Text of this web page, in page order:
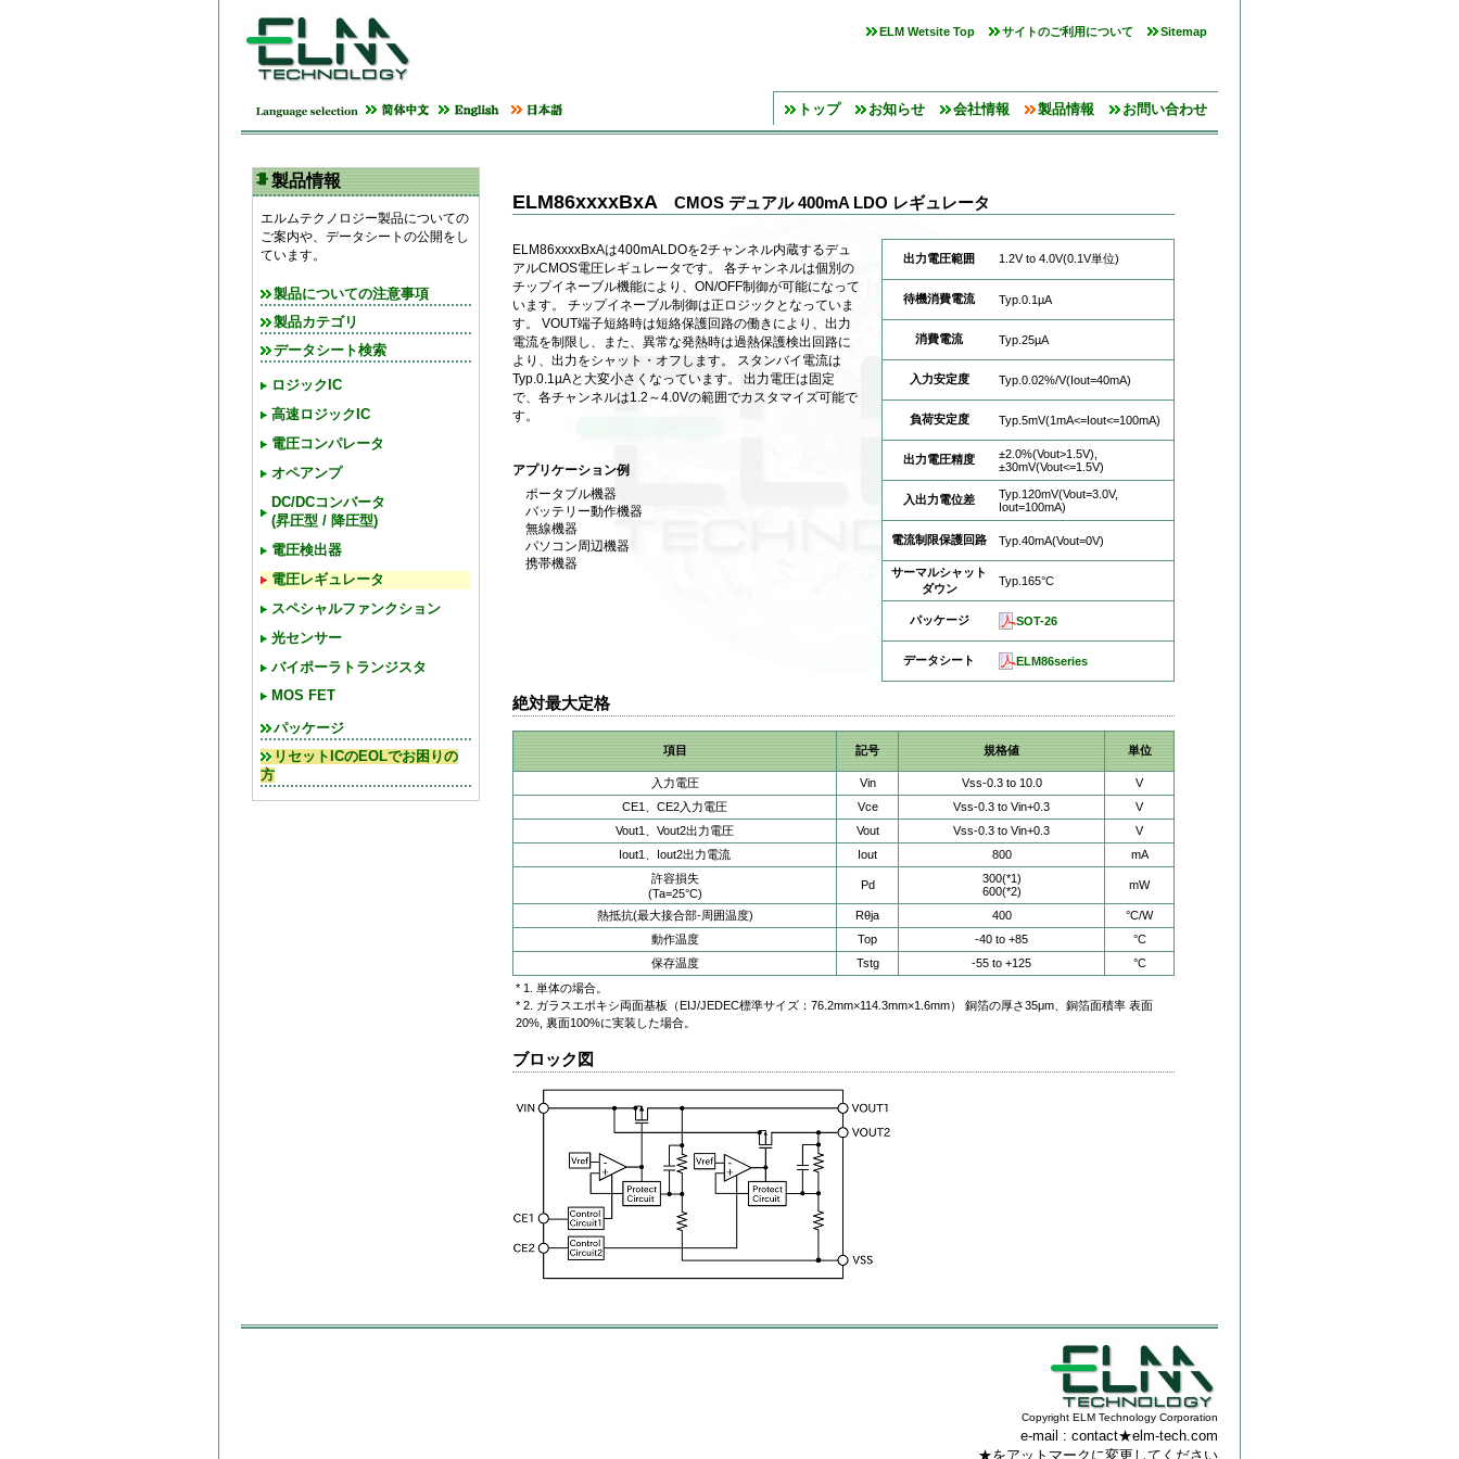
ELM Wetsite Top サイトのご利用について Sitemap
トップ お知らせ 会社情報 製品情報 お問い合わせ
製品情報
エルムテクノロジー製品についての
ご案内や、データシートの公開をし
ています。
製品についての注意事項
製品カテゴリ
データシート検索
ロジックIC
高速ロジックIC
電圧コンパレータ
オペアンプ
DC/DCコンバータ
(昇圧型 / 降圧型)
電圧検出器
電圧レギュレータ
スペシャルファンクション
光センサー
バイポーラトランジスタ
MOS FET
パッケージ
リセットICのEOLでお困りの
方
ELM86xxxxBxA CMOS デュアル 400mA LDO レギュレータ
ELM86xxxxBxAは400mALDOを2チャンネル内蔵するデュ
アルCMOS電圧レギュレータです。 各チャンネルは個別の
チップイネーブル機能により、ON/OFF制御が可能になって
います。 チップイネーブル制御は正ロジックとなっていま
す。 VOUT端子短絡時は短絡保護回路の働きにより、出力
電流を制限し、また、異常な発熱時は過熱保護検出回路に
より、出力をシャット・オフします。 スタンバイ電流は
Typ.0.1µAと大変小さくなっています。 出力電圧は固定
で、各チャンネルは1.2～4.0Vの範囲でカスタマイズ可能で
す。
出力電圧範囲 1.2V to 4.0V(0.1V単位)
待機消費電流 Typ.0.1µA
消費電流 Typ.25µA
入力安定度 Typ.0.02%/V(Iout=40mA)
負荷安定度 Typ.5mV(1mA<=Iout<=100mA)
出力電圧精度
±2.0%(Vout>1.5V),
±30mV(Vout<=1.5V)
入出力電位差
Typ.120mV(Vout=3.0V,
Iout=100mA)
電流制限保護回路 Typ.40mA(Vout=0V)
サーマルシャット
ダウン
Typ.165°C
パッケージ SOT-26
データシート ELM86series
アプリケーション例
ポータブル機器
バッテリー動作機器
無線機器
パソコン周辺機器
携帯機器
絶対最大定格
項目 記号 規格値 単位
入力電圧 Vin Vss-0.3 to 10.0
V
CE1、CE2入力電圧
Vce Vss-0.3 to Vin+0.3
V
Vout1、Vout2出力電圧
Vout Vss-0.3 to Vin+0.3
V
Iout1、Iout2出力電流
Iout 800
mA
許容損失
(Ta=25°C)
Pd
300(*1)
600(*2)
mW
熱抵抗(最大接合部-周囲温度) Rθja 400
°C/W
動作温度
Top -40 to +85
°C
保存温度
Tstg -55 to +125
°C
* 1. 単体の場合。
* 2. ガラスエポキシ両面基板（EIJ/JEDEC標準サイズ：76.2mm×114.3mm×1.6mm） 銅箔の厚さ35μm、銅箔面積率 表面
20%, 裏面100%に実装した場合。
ブロック図
Copyright ELM Technology Corporation
e-mail : contact★elm-tech.com
★をアットマークに変更してください